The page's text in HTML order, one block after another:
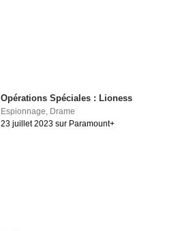
Opérations Spéciales : Lioness
Espionnage, Drame
23 juillet 2023 sur Paramount+